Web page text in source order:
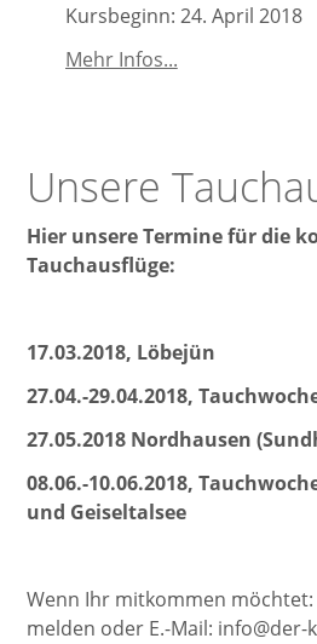
Kursbeginn: 24. April 2018
Mehr Infos...Rescue
Unsere
Hier unsere Termine für die
Tauchausflüge:
17.03.2018, Löbejün
27.04.-29.04.2018,
27.05.2018 Nordhausen
08.06.-10.06.2018,
und Geiseltalsee
Wenn Ihr mitkommen
melden oder E.-Mail: